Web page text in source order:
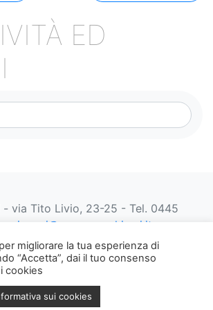
ED
- via Tito Livio, 23-25 - Tel. 0445
0445 691
venerdì dalle 13:00 alle 18:00
E
migliorare la tua esperienza di
“Accetta”, dai il tuo consenso
cookies
sui cookies